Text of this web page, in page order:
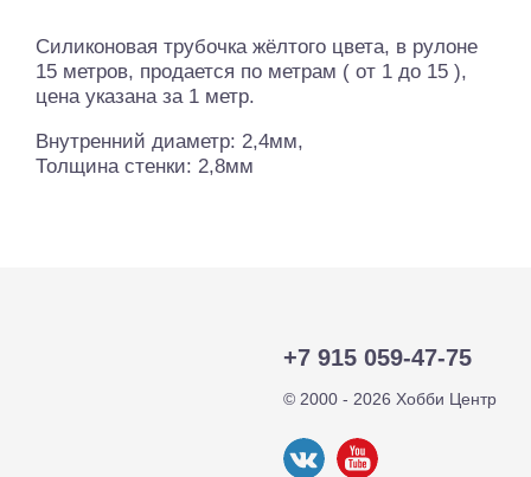
Силиконовая трубочка жёлтого цвета, в рулоне
15 метров, продается по метрам ( от 1 до 15 ),
цена указана за 1 метр.
Внутренний диаметр: 2,4мм,
Толщина стенки: 2,8мм
+7 915 059-47-75
© 2000 - 2026 Хобби Центр